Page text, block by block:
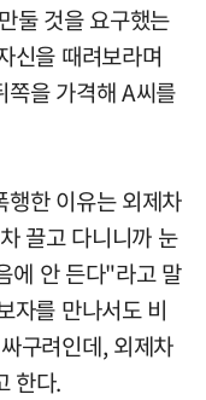
둘 것을 요구했는
신을 때려보라며
쪽을 가격해 A씨를
한 이유는 외제차
끌고 다니니까 눈
에 안 든다"라고 말
자를 만나서도 비
구려인데, 외제차
한다.